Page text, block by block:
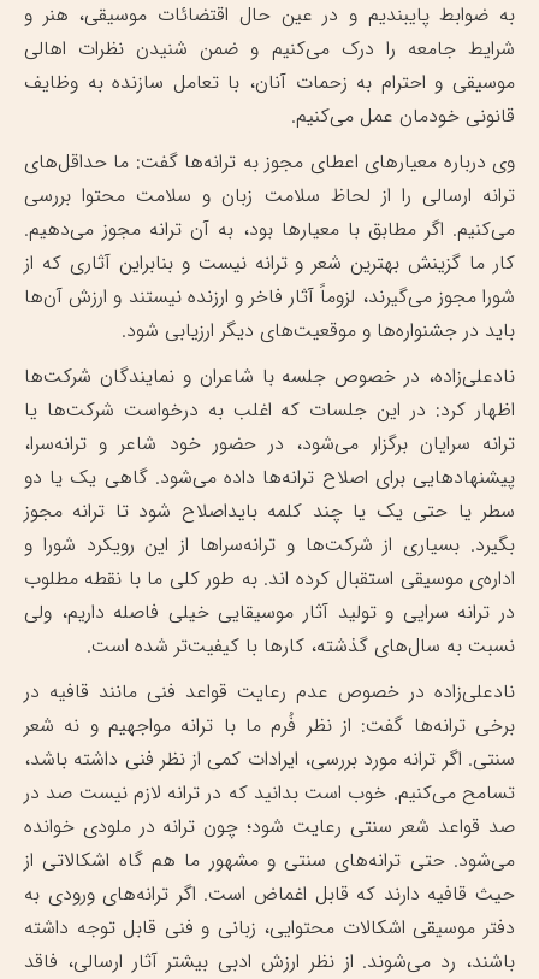
به ضوابط پایبندیم و در عین حال اقتضائات موسیقی، هنر و
شرایط جامعه را درک می‌کنیم و ضمن شنیدن نظرات اهالی
موسیقی و احترام به زحمات آنان، با تعامل سازنده به وظایف
قانونی خودمان عمل می‌کنیم.
وی درباره معیار‌های اعطای مجوز به ترانه‌ها گفت: ما حداقل‌های
ترانه ارسالی را از لحاظ سلامت زبان و سلامت محتوا بررسی
می‌کنیم. اگر مطابق با معیار‌ها بود، به آن ترانه مجوز می‌دهیم.
کار ما گزینش بهترین شعر و ترانه نیست و بنابراین آثاری که از
شورا مجوز می‌گیرند، لزوماً آثار فاخر و ارزنده نیستند و ارزش آن‌ها
باید در جشنواره‌ها و موقعیت‌های دیگر ارزیابی شود.
نادعلی‌زاده، در خصوص جلسه با شاعران و نمایندگان شرکت‌ها
اظهار کرد: در این جلسات که اغلب به درخواست شرکت‌ها یا
ترانه سرایان برگزار می‌شود، در حضور خود شاعر و ترانه‌سرا،
پیشنهاد‌هایی برای اصلاح ترانه‌ها داده می‌شود. گاهی یک یا دو
سطر یا حتی یک یا چند کلمه بایداصلاح شود تا ترانه مجوز
بگیرد. بسیاری از شرکت‌ها و ترانه‌سرا‌ها از این رویکرد شورا و
اداره‌ی موسیقی استقبال کرده اند. به طور کلی ما با نقطه مطلوب
در ترانه سرایی و تولید آثار موسیقایی خیلی فاصله داریم، ولی
نسبت به سال‌های گذشته، کار‌ها با کیفیت‌تر شده است.
نادعلی‌زاده در خصوص عدم رعایت قواعد فنی مانند قافیه در
برخی ترانه‌ها گفت: از نظر فُرم ما با ترانه مواجهیم و نه شعر
سنتی. اگر ترانه مورد بررسی، ایرادات کمی از نظر فنی داشته باشد،
تسامح می‌کنیم. خوب است بدانید که در ترانه لازم نیست صد در
صد قواعد شعر سنتی رعایت شود؛ چون ترانه در ملودی خوانده
می‌شود. حتی ترانه‌های سنتی و مشهور ما هم گاه اشکالاتی از
حیث قافیه دارند که قابل اغماض است. اگر ترانه‌های ورودی به
دفتر موسیقی اشکالات محتوایی، زبانی و فنی قابل توجه داشته
باشند، رد می‌شوند. از نظر ارزش ادبی بیشتر آثار ارسالی، فاقد